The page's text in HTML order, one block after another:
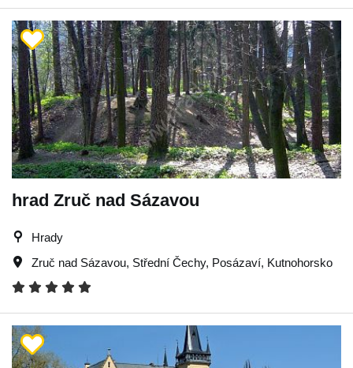
hrad Zruč nad Sázavou
Hrady
Zruč nad Sázavou, Střední Čechy, Posázaví, Kutnohorsko